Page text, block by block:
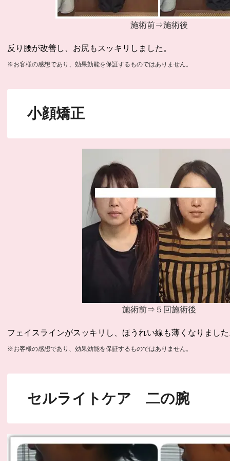
施術前⇒施術後
反り腰が改善し、お尻もスッキリしました。
※お客様の感想であり、効果効能を保証するものではありません。
小顔矯正
施術前⇒５回施術後
フェイスラインがスッキリし、ほうれい線も薄くなりまし
※お客様の感想であり、効果効能を保証するものではありません。
セルライトケア 二の腕